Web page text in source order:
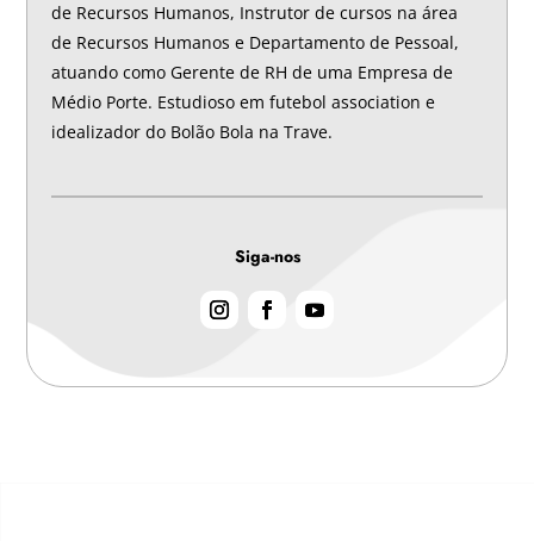
de Recursos Humanos, Instrutor de cursos na área
de Recursos Humanos e Departamento de Pessoal,
atuando como Gerente de RH de uma Empresa de
Médio Porte. Estudioso em futebol association e
idealizador do Bolão Bola na Trave.
Siga-nos